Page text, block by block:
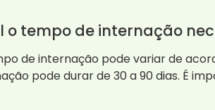
o tempo de internação
de internação pode variar de
pode durar de 30 a 90 dias. É